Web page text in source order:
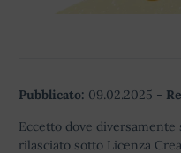
Pubblicato: 09.02.2025 -
Eccetto dove
rilasciato sotto Licenza